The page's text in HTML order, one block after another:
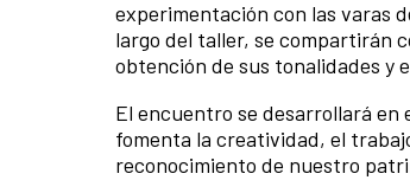
experimentación con las varas
largo del taller, se compartirán
obtención de sus tonalidades y
El encuentro se desarrollará en
fomenta la creatividad, el
reconocimiento de nuestro